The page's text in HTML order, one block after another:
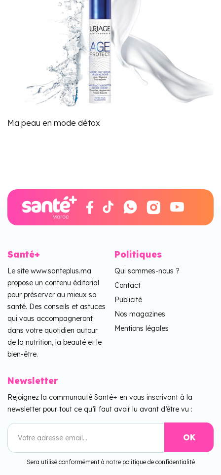
Ma peau en mode détox
Santé+
Le site www.santeplus.ma
propose un contenu éditorial
pour préserver au mieux sa
santé. Des conseils et astuces
qui vous accompagneront
dans votre quotidien autour
de la nutrition, la beauté et le
bien-être.
Politiques
Qui sommes-nous ?
Contact
Publicité
Nos magazines
Mentions légales
Newsletter
Rejoignez la communauté Santé+ en vous inscrivant à la
newsletter pour tout ce qu’il faut avoir lu avant d’être vu :
Sera utilisé conformément à notre politique de confidentialité